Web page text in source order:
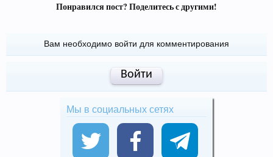
Понравился пост? Поделитесь с другими!
Вам необходимо войти для комментирования
Войти
Мы в социальных сетях